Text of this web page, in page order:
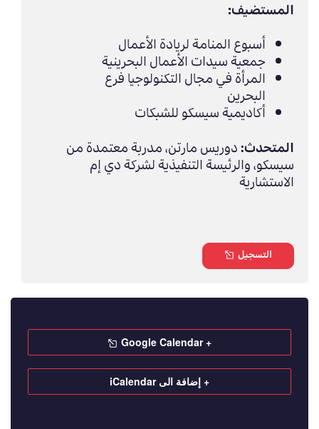
المستضيف:
أسبوع المنامة لريادة الأعمال
جمعية سيدات الأعمال البحرينية
المرأة في مجال التكنولوجيا فرع
البحرين
أكاديمية سيسكو للشبكات
المتحدث:دوريس مارتن، مدربة معتمدة من
سيسكو، والرئيسة التنفيذية لشركة دي إم
الاستشارية
التسجيل
+ Google Calendar
+ إضافة الى iCalendar